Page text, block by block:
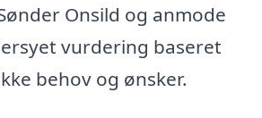
Onsild og anmode
vurdering baseret
behov og ønsker.